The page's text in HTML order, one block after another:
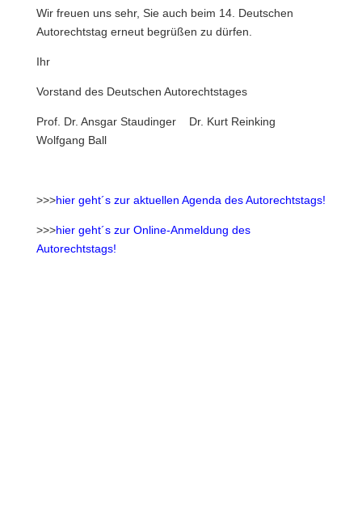
Wir freuen uns sehr, Sie auch beim 14. Deutschen
Autorechtstag erneut begrüßen zu dürfen.
Ihr
Vorstand des Deutschen Autorechtstages
Prof. Dr. Ansgar Staudinger Dr. Kurt Reinking
Wolfgang Ball
>>>hier geht´s zur aktuellen Agenda des Autorechtstags!
>>>hier geht´s zur Online-Anmeldung des
Autorechtstags!